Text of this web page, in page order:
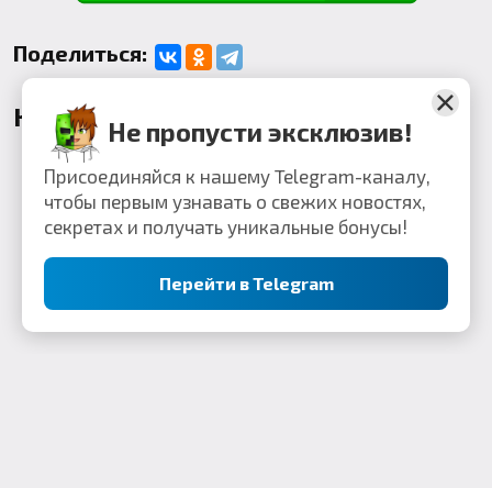
Поделиться:
Комментарии
Не пропусти эксклюзив!
Присоединяйся к нашему Telegram-каналу,
чтобы первым узнавать о свежих новостях,
секретах и получать уникальные бонусы!
Перейти в Telegram